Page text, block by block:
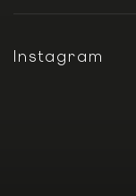
Instagram